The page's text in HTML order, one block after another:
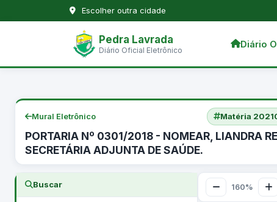
Escolher outra cidade
Pedra Lavrada
Diário Oficial Eletrônico
Diário
Mural Eletrônico Matéria
PORTARIA Nº 0301/2018 - NOMEAR, LIANDRA
SECRETÁRIA ADJUNTA DE SAÚDE.
Buscar 160%